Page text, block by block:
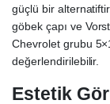
güçlü bir
göbek çapı ve
Chevrolet grubu
değerlendirilebilir.
Estetik